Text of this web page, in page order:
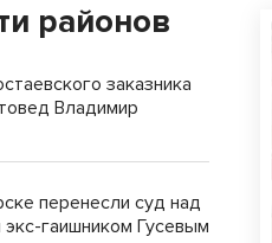
районов
заказника
Владимир
перенесли суд над
гаишником Гусевым